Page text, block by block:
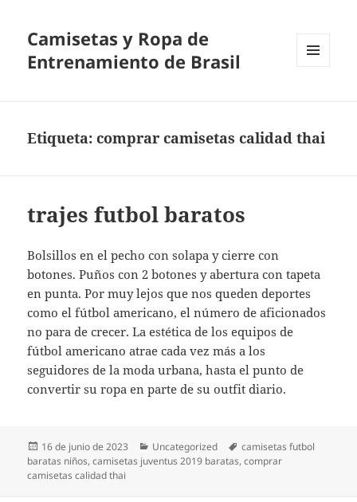
Camisetas y Ropa de
Entrenamiento de Brasil
Etiqueta:comprar camisetas calidad thai
trajes futbol baratos
Bolsillos en el pecho con solapa y cierre con
botones. Puños con 2 botones y abertura con tapeta
en punta. Por muy lejos que nos queden deportes
como el fútbol americano, el número de aficionados
no para de crecer. La estética de los equipos de
fútbol americano atrae cada vez más a los
seguidores de la moda urbana, hasta el punto de
convertir su ropa en parte de su outfit diario.
Publicado
el
16 de junio de 2023 Categorías
Uncategorized Etiquetas
camisetas futbol
baratas niños,camisetas juventus 2019 baratas,comprar
camisetas calidad thai